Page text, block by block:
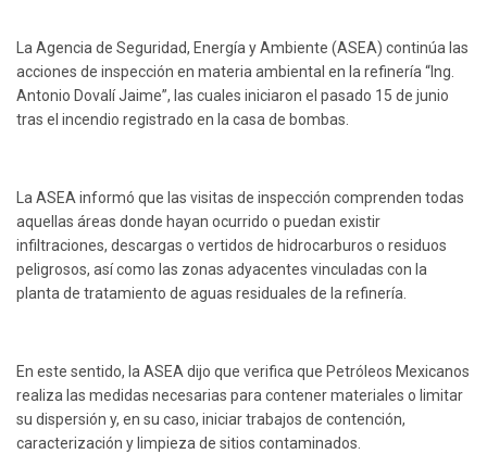
La Agencia de Seguridad, Energía y Ambiente (ASEA) continúa las
acciones de inspección en materia ambiental en la refinería “Ing.
Antonio Dovalí Jaime”, las cuales iniciaron el pasado 15 de junio
tras el incendio registrado en la casa de bombas.
La ASEA informó que las visitas de inspección comprenden todas
aquellas áreas donde hayan ocurrido o puedan existir
infiltraciones, descargas o vertidos de hidrocarburos o residuos
peligrosos, así como las zonas adyacentes vinculadas con la
planta de tratamiento de aguas residuales de la refinería.
En este sentido, la ASEA dijo que verifica que Petróleos Mexicanos
realiza las medidas necesarias para contener materiales o limitar
su dispersión y, en su caso, iniciar trabajos de contención,
caracterización y limpieza de sitios contaminados.